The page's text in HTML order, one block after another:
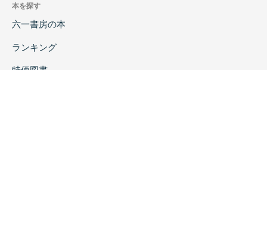
本を探す
六一書房の本
ランキング
特価図書